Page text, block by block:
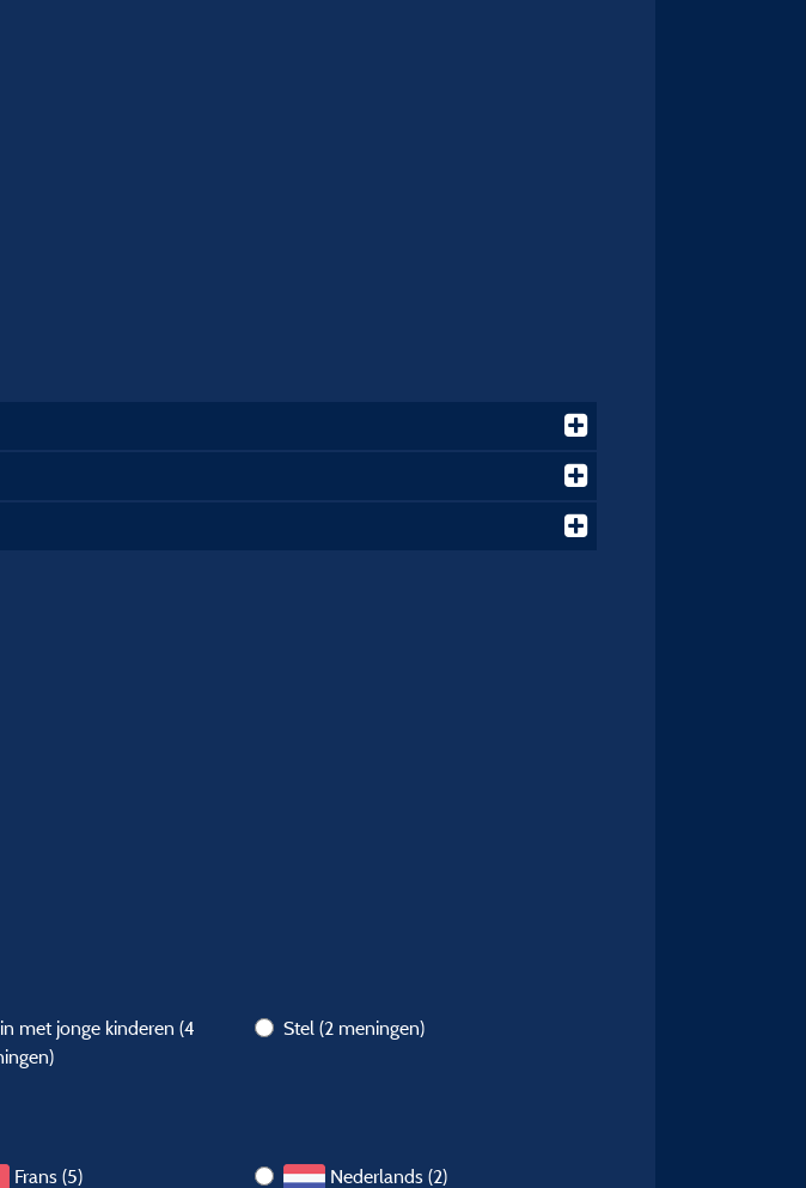
met jonge kinderen(4
Stel (2 meningen)
Frans (5) Nederlands (2)